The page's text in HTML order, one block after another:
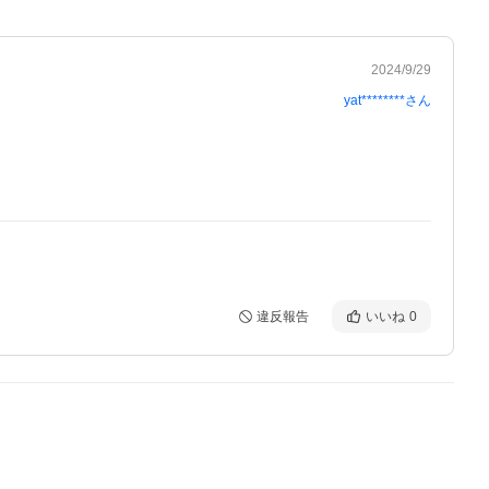
2024/9/29
yat********さん
違反報告 いいね 0